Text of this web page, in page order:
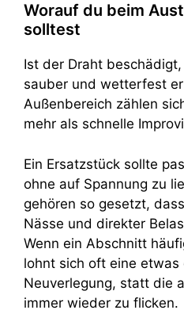
Worauf du beim
solltest
Ist der Draht
sauber und wetterfest
Außenbereich zählen
mehr als schnelle
Ein Ersatzstück sollte
ohne auf Spannung zu
gehören so gesetzt,
Nässe und direkter
Wenn ein Abschnitt
lohnt sich oft eine etwas
Neuverlegung, statt die
immer wieder zu flicken.